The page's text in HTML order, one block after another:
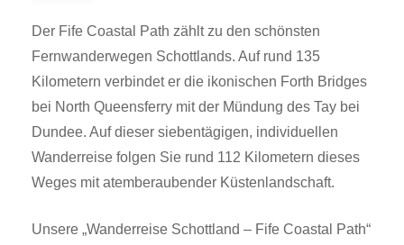
Der Fife Coastal Path zählt zu den schönsten
Fernwanderwegen Schottlands. Auf rund 135
Kilometern verbindet er die ikonischen Forth Bridges
bei North Queensferry mit der Mündung des Tay bei
Dundee. Auf dieser sieben­tägigen, individuellen
Wanderreise folgen Sie rund 112 Kilometern dieses
Weges mit atemberaubender Küstenlandschaft.
Unsere „Wanderreise Schottland – Fife Coastal Path“